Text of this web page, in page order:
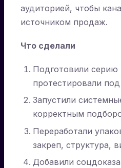
аудиторией, чтобы
источником продаж.
Что сделали
Подготовили серию
протестировали
Запустили
корректным
Переработали
закреп, структура,
Добавили